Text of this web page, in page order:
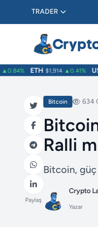
TRADER
ETH $1,914 ▲0.41%
Paylaş
Bitcoin 634
Ralli
Bitcoin, güç
Crypto
Yazar